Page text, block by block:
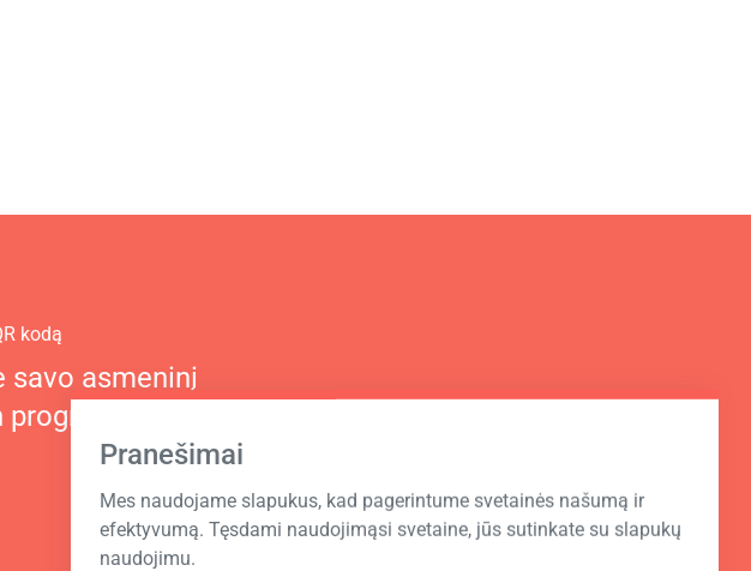
Pranešimai
Mes naudojame slapukus, kad pagerintume svetainės našumą ir
efektyvumą. Tęsdami naudojimąsi svetaine, jūs sutinkate su slapukų
naudojimu.
kodą
savo asmeninį